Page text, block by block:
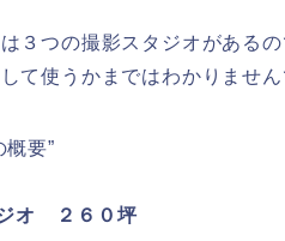
３つの撮影スタジオがあるの
て使うかまではわかりません
概要”
オ ２６０坪